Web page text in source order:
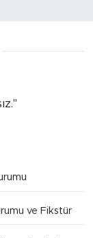
ve Fikstür